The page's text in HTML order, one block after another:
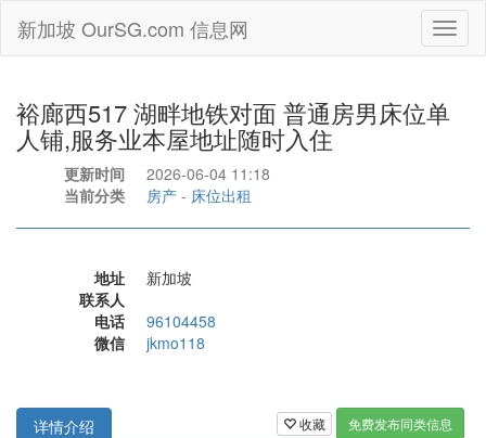
新加坡 OurSG.com 信息网
裕廊西517 湖畔地铁对面 普通房男床位单
人铺,服务业本屋地址随时入住
更新时间
2026-06-04 11:18
当前分类
房产 - 床位出租
地址
新加坡
联系人
电话
96104458
微信
jkmo118
收藏 免费发布同类信息
详情介绍